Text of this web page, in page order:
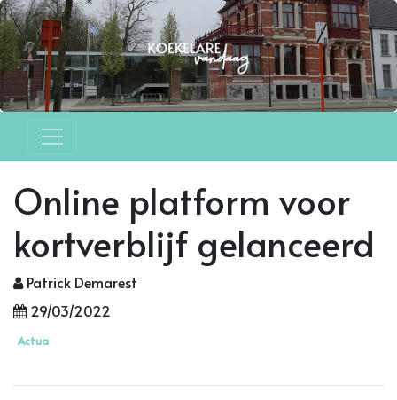
Online platform voor
kortverblijf gelanceerd
Patrick Demarest
29/03/2022
Actua